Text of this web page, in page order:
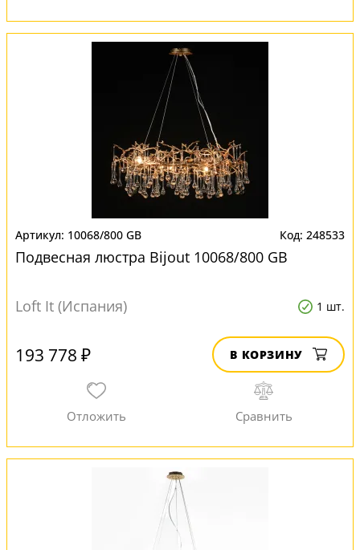
10068/800 GB 248533
Подвесная люстра Bijout 10068/800 GB
Loft It (Испания) 1 шт.
193 778 ₽ В КОРЗИНУ